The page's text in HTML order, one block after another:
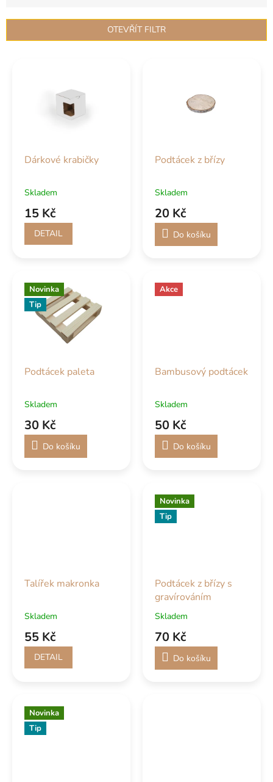
í
OTEVŘÍT FILTR
Dárkové krabičky
Skladem
15 Kč
DETAIL
Podtácek z břízy
Skladem
20 Kč
Do košíku
Novinka
Tip
Podtácek paleta
Skladem
30 Kč
Do košíku
Akce
Bambusový podtácek
Skladem
50 Kč
Do košíku
Talířek makronka
Skladem
55 Kč
DETAIL
Novinka
Tip
Podtácek z břízy s
gravírováním
Skladem
70 Kč
Do košíku
Novinka
Tip